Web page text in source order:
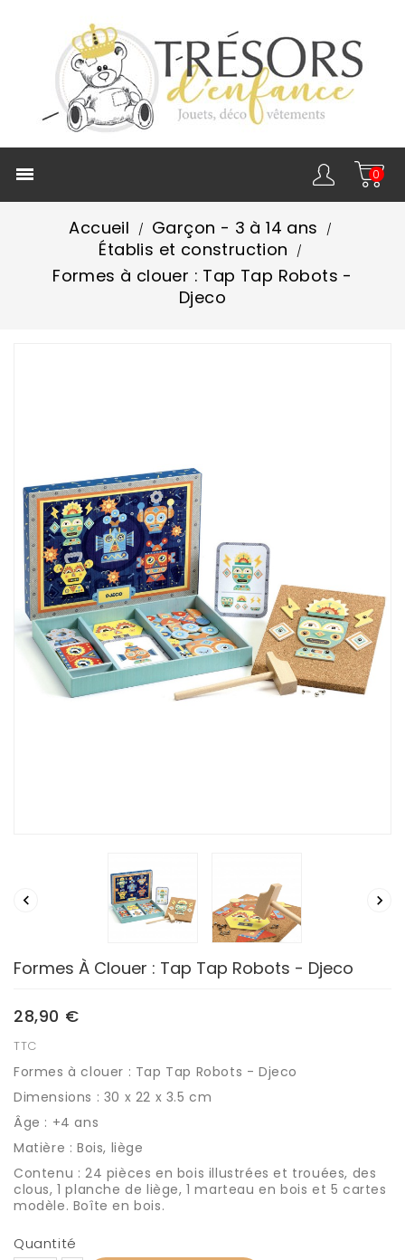
 0
Accueil
Garçon - 3 à 14 ans
Établis et construction
Formes à clouer : Tap Tap Robots -
Djeco
 
Formes À Clouer : Tap Tap Robots - Djeco
28,90 €
TTC
Formes à clouer : Tap Tap Robots - Djeco
Dimensions : 30 x 22 x 3.5 cm
Âge : +4 ans
Matière : Bois, liège
Contenu : 24 pièces en bois illustrées et trouées, des
clous, 1 planche de liège, 1 marteau en bois et 5 cartes
modèle. Boîte en bois.
Quantité